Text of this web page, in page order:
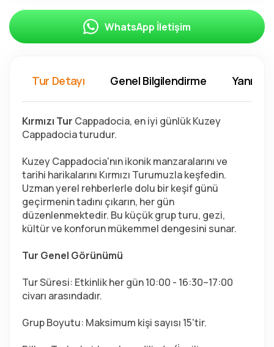
Tur Detayı Genel Bilgilendirme
Kırmızı Tur Cappadocia, en iyi günlük Kuzey
Cappadocia turudur.
Kuzey Cappadocia'nın ikonik manzaralarını ve
tarihi harikalarını Kırmızı Turumuzla keşfedin.
Uzman yerel rehberlerle dolu bir keşif günü
geçirmenin tadını çıkarın, her gün
düzenlenmektedir. Bu küçük grup turu, gezi,
kültür ve konforun mükemmel dengesini sunar.
Tur Genel Görünümü
Tur Süresi: Etkinlik her gün 10:00 - 16:30–17:00
civarı arasındadır.
Grup Boyutu: Maksimum kişi sayısı 15'tir.
WhatsApp İletişim